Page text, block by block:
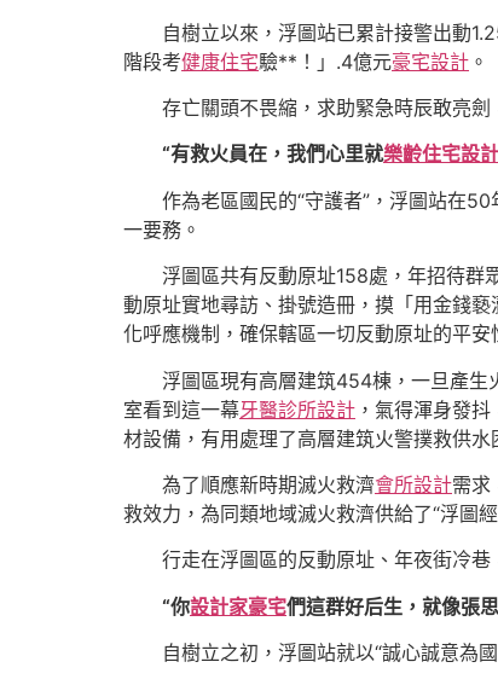
自樹立以來，浮圖站已累計接警出動
階段考健康住宅驗**！」.4億元豪宅設計 。
存亡關頭不畏縮，求助緊急時辰敢亮劍
“有救火員在，我們心里就樂齡住宅設計
作為老區國民的“守護者”，浮圖站在
一要務。
浮圖區共有反動原址158處，年招待群
動原址實地尋訪、掛號造冊，摸「用金錢
化呼應機制，確保轄區一切反動原址的平安
浮圖區現有高層建筑454棟，一旦產生
室看到這一幕牙醫診所設計 ，氣得渾身發
材設備，有用處理了高層建筑火警撲救供水
為了順應新時期滅火救濟會所設計需求
救效力，為同類地域滅火救濟供給了“浮圖經
行走在浮圖區的反動原址、年夜街冷
“你設計家豪宅們這群好后生，就像張
自樹立之初，浮圖站就以“誠心誠意為